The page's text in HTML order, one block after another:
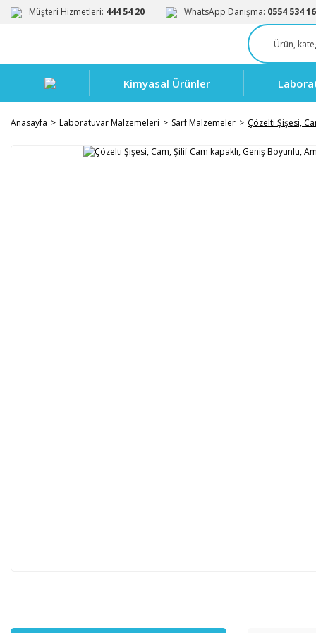
Müşteri Hizmetleri: 444 54 20 WhatsApp Danışma: 0554 534
Kimyasal Ürünler
Anasayfa Laboratuvar Malzemeleri Sarf Malzemeler Çözelti Şişesi,